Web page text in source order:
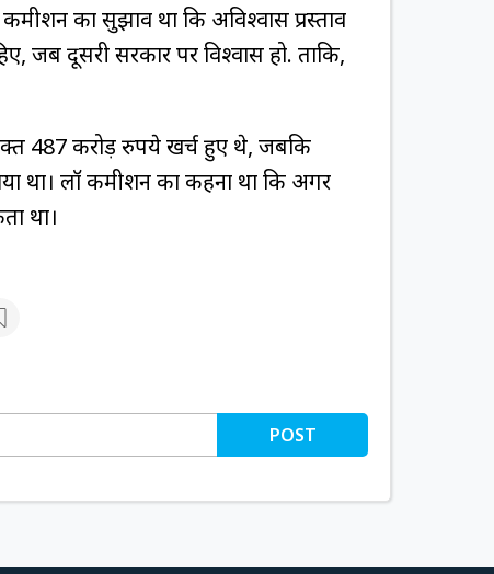
का सुझाव था कि अविश्वास प्रस्ताव
जब दूसरी सरकार पर विश्वास हो. ताकि,
487 करोड़ रुपये खर्च हुए थे, जबकि
था। लॉ कमीशन का कहना था कि अगर
था।
POST